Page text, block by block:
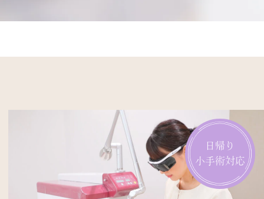
日帰り
小手術対応